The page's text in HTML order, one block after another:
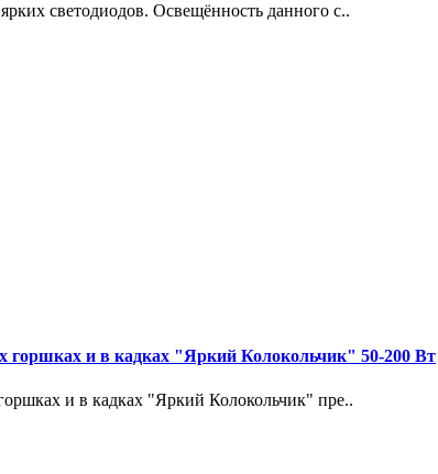
светодиодов. Освещённость данного с..
горшках и в кадках "Яркий Колокольчик" 50-200 Вт
и в кадках "Яркий Колокольчик" пре..